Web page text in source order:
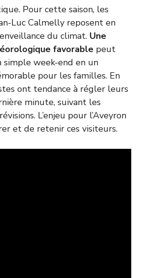
Pour cette saison, les
Luc Calmelly reposent en
du climat. Une
favorable peut
simple week-end en un
pour les familles. En
ont tendance à régler leurs
minute, suivant les
L’enjeu pour l’Aveyron
et de retenir ces visiteurs.